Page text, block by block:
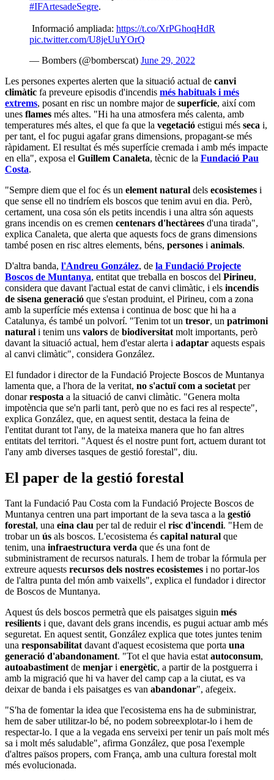
#IFArtesadeSegre.
Informació ampliada: https://t.co/XrPGhoqHdR
pic.twitter.com/U8jeUuYOrQ
— Bombers (@bomberscat) June 29, 2022
Les persones expertes alerten que la situació actual de canvi
climàtic fa preveure episodis d'incendis més habituals i més
extrems, posant en risc un nombre major de superfície, així com
unes flames més altes. "Hi ha una atmosfera més calenta, amb
temperatures més altes, el que fa que la vegetació estigui més seca i,
per tant, el foc pugui agafar grans dimensions, propagant-se més
ràpidament. El resultat és més superfície cremada i amb més impacte
en ella", exposa el Guillem Canaleta, tècnic de la Fundació Pau
Costa.
"Sempre diem que el foc és un element natural dels ecosistemes i
que sense ell no tindríem els boscos que tenim avui en dia. Però,
certament, una cosa són els petits incendis i una altra són aquests
grans incendis on es cremen centenars d'hectàrees d'una tirada",
explica Canaleta, que alerta que aquests focs de grans dimensions
també posen en risc altres elements, béns, persones i animals.
D'altra banda, l'Andreu González, de la Fundació Projecte
Boscos de Muntanya, entitat que treballa en boscos del Pirineu,
considera que davant l'actual estat de canvi climàtic, i els incendis
de sisena generació que s'estan produint, el Pirineu, com a zona
amb la superfície més extensa i continua de bosc que hi ha a
Catalunya, és també un polvorí. "Tenim tot un tresor, un patrimoni
natural i tenim uns valors de biodiversitat molt importants, però
davant la situació actual, hem d'estar alerta i adaptar aquests espais
al canvi climàtic", considera González.
El fundador i director de la Fundació Projecte Boscos de Muntanya
lamenta que, a l'hora de la veritat, no s'actuï com a societat per
donarresposta a la situació de canvi climàtic. "Genera molta
impotència que se'n parli tant, però que no es faci res al respecte",
explica González, que, en aquest sentit, destaca la feina de
l'entitat durant tot l'any, de la mateixa manera que ho fan altres
entitats del territori. "Aquest és el nostre punt fort, actuem durant tot
l'any amb diverses tasques de gestió forestal", diu.
El paper de la gestió forestal
Tant la Fundació Pau Costa com la Fundació Projecte Boscos de
Muntanya centren una part important de la seva tasca a la gestió
forestal, una eina clau per tal de reduir el risc d'incendi. "Hem de
trobar un ús als boscos. L'ecosistema és capital natural que
tenim, una infraestructura verda que és una font de
subministrament de recursos naturals. I hem de trobar la fórmula per
extreure aquests recursos dels nostres ecosistemes i no portar-los
de l'altra punta del món amb vaixells", explica el fundador i director
de Boscos de Muntanya.
Aquest ús dels boscos permetrà que els paisatges siguin més
resilients i que, davant dels grans incendis, es pugui actuar amb més
seguretat. En aquest sentit, González explica que totes juntes tenim
una responsabilitatdavant d'aquest ecosistema que porta una
generació d'abandonament. "Tot el que havia estatautoconsum,
autoabastimentde menjar i energètic, a partir de la postguerra i
amb la migració que hi va haver del camp cap a la ciutat, es va
deixar de banda i els paisatges es van abandonar", afegeix.
"S'ha de fomentar la idea que l'ecosistema ens ha de subministrar,
hem de saber utilitzar-lo bé, no podem sobreexplotar-lo i hem de
respectar-lo. I que a la vegada ens serveixi per tenir un país molt més
sa i molt més saludable", afirma González, que posa l'exemple
d'altres països propers, com França, amb una cultura forestal molt
més evolucionada.